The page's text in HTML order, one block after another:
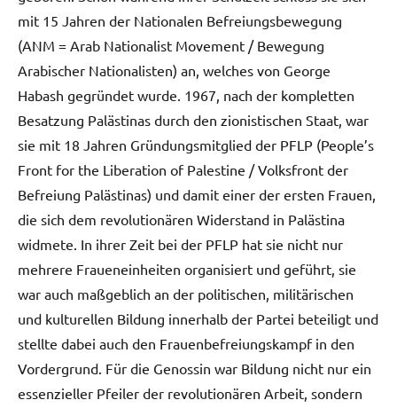
mit 15 Jahren der Nationalen Befreiungsbewegung
(ANM = Arab Nationalist Movement / Bewegung
Arabischer Nationalisten) an, welches von George
Habash gegründet wurde. 1967, nach der kompletten
Besatzung Palästinas durch den zionistischen Staat, war
sie mit 18 Jahren Gründungsmitglied der PFLP (People’s
Front for the Liberation of Palestine / Volksfront der
Befreiung Palästinas) und damit einer der ersten Frauen,
die sich dem revolutionären Widerstand in Palästina
widmete. In ihrer Zeit bei der PFLP hat sie nicht nur
mehrere Fraueneinheiten organisiert und geführt, sie
war auch maßgeblich an der politischen, militärischen
und kulturellen Bildung innerhalb der Partei beteiligt und
stellte dabei auch den Frauenbefreiungskampf in den
Vordergrund. Für die Genossin war Bildung nicht nur ein
essenzieller Pfeiler der revolutionären Arbeit, sondern